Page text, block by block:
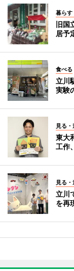
暮らす
旧
居予
食べる
立川
実験
見る
東大
工作
見る
立川
を再